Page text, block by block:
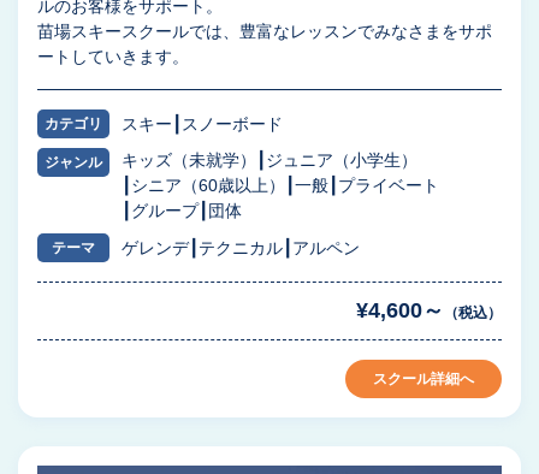
ルのお客様をサポート。
苗場スキースクールでは、豊富なレッスンでみなさまをサポ
ートしていきます。
カテゴリ スキー スノーボード
ジャンル キッズ（未就学）
ジュニア（小学生）
シニア（60歳以上）
一般 プライベート
グループ 団体
テーマ ゲレンデ テクニカル アルペン
¥4,600～ （税込）
スクール詳細へ